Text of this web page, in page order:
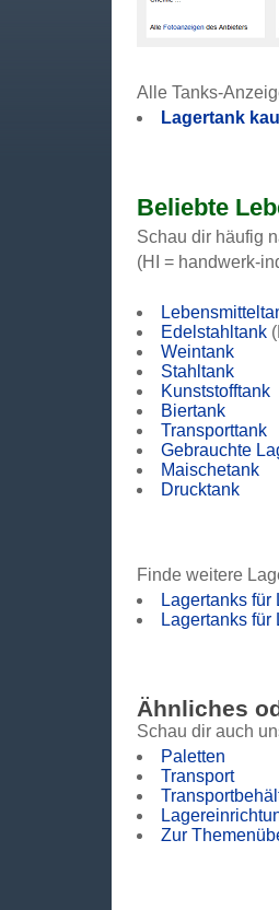
Alle Tanks-
Lagertank
Beliebte
Schau dir häufig
(HI = handwerk-
Edelstahltank
Weintank
Stahltank
Kunststofftank
Biertank
Transporttank
Gebrauchte
Maischetank
Drucktank
Finde weitere
Lagertanks für
Lagertanks für
Ähnliches
Schau dir auch
Paletten
Transport
Zur